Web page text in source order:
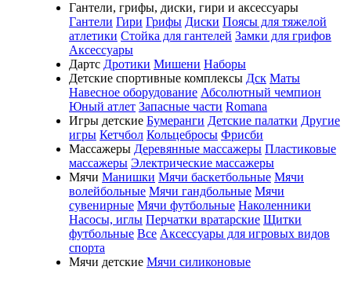
Гантели, грифы, диски, гири и аксессуары
Гантели Гири Грифы Диски Поясы для тяжелой
атлетики Стойка для гантелей Замки для грифов
Аксессуары
Дартс Дротики Мишени Наборы
Детские спортивные комплексы Дск Маты
Навесное оборудование Абсолютный чемпион
Юный атлет Запасные части Romana
Игры детские Бумеранги Детские палатки Другие
игры Кетчбол Кольцебросы Фрисби
Массажеры Деревянные массажеры Пластиковые
массажеры Электрические массажеры
Мячи Манишки Мячи баскетбольные Мячи
волейбольные Мячи гандбольные Мячи
сувенирные Мячи футбольные Наколенники
Насосы, иглы Перчатки вратарские Щитки
футбольные Все Аксессуары для игровых видов
спорта
Мячи детские Мячи силиконовые